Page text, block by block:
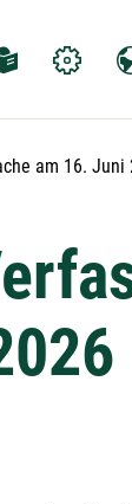
am 16. Juni